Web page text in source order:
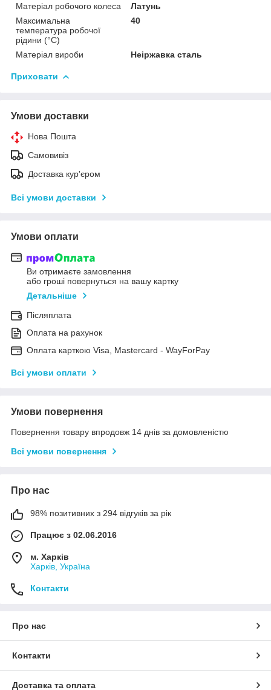
Матеріал робочого колеса
Латунь
Максимальна
температура робочої
рідини (°C)
40
Матеріал вироби Неіржавка сталь
Приховати
Умови доставки
Нова Пошта
Самовивіз
Доставка кур'єром
Всі умови доставки
Умови оплати
Ви отримаєте замовлення
або гроші повернуться на вашу картку
Детальніше
Післяплата
Оплата на рахунок
Оплата карткою Visa, Mastercard - WayForPay
Всі умови оплати
Умови повернення
Повернення товару впродовж 14 днів за домовленістю
Всі умови повернення
Про нас
98% позитивних з 294 відгуків за рік
Працює з 02.06.2016
м. Харків
Харків, Україна
Контакти
Про нас
Контакти
Доставка та оплата